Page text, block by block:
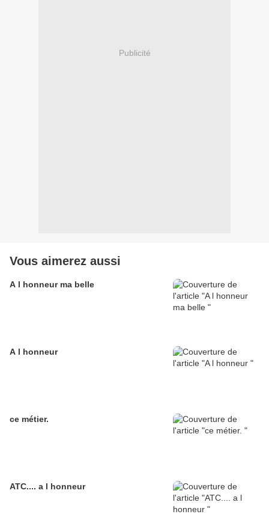
Publicité
Vous aimerez aussi
A l honneur ma belle
A l honneur
ce métier.
ATC.... a l honneur